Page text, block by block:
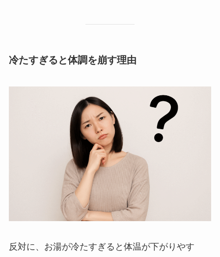
冷たすぎると体調を崩す理由
反対に、お湯が冷たすぎると体温が下がりやす